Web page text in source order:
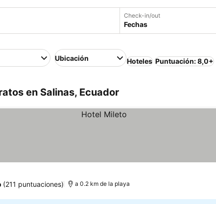
Check-in/out
Fechas
Ubicación Hoteles Puntuación: 8,0+
en Salinas, Ecuador
(211 puntuaciones) a 0.2 km de la playa